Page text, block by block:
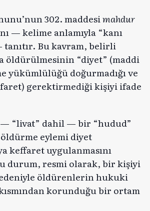
302. maddesi mahdur
— kelime anlamıyla “kanı
Bu kavram, belirli
öldürülmesinin “diyet” (maddi
yükümlülüğü doğurmadığı ve
gerektirmediği kişiyi ifade
“livat” dahil — bir “hudud”
eylemi diyet
keffaret uygulanmasını
durum, resmi olarak, bir kişiyi
öldürenlerin hukuki
korunduğu bir ortam